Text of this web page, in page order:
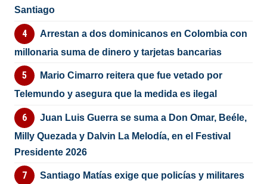
Santiago
Arrestan a dos dominicanos en Colombia con
millonaria suma de dinero y tarjetas bancarias
Mario Cimarro reitera que fue vetado por
Telemundo y asegura que la medida es ilegal
Juan Luis Guerra se suma a Don Omar, Beéle,
Milly Quezada y Dalvin La Melodía, en el Festival
Presidente 2026
Santiago Matías exige que policías y militares